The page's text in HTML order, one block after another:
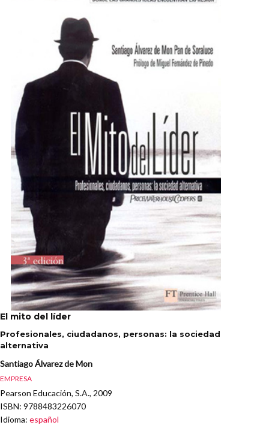
El mito del líder
Profesionales, ciudadanos, personas: la sociedad
alternativa
Santiago Álvarez de Mon
EMPRESA
Pearson Educación, S.A., 2009
ISBN: 9788483226070
Idioma: español